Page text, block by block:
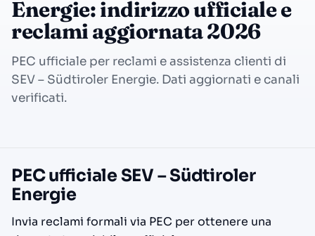
Energie: indirizzo ufficiale e
reclami aggiornata 2026
PEC ufficiale per reclami e assistenza clienti di
SEV – Südtiroler Energie. Dati aggiornati e canali
verificati.
PEC ufficiale SEV – Südtiroler
Energie
Invia reclami formali via PEC per ottenere una